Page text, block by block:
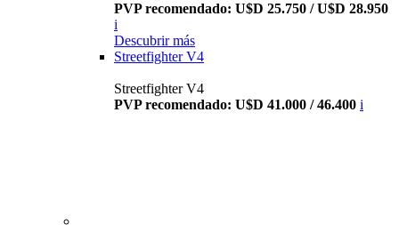
PVP recomendado: U$D 25.750 / U$D 28.950
i
Descubrir más
Streetfighter V4
Streetfighter V4
PVP recomendado: U$D 41.000 / 46.400 i